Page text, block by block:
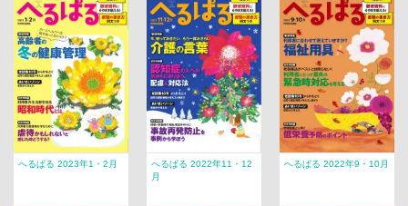
へるぱる 2023年1・2月
へるぱる 2022年11・12
月
へるぱる 2022年9・10月